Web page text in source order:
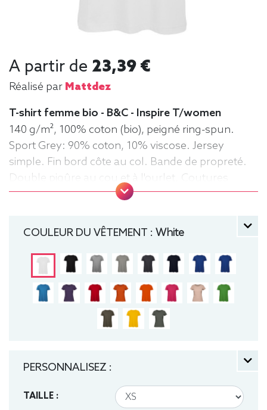
A partir de 23,39 €
Réalisé par Mattdez
T-shirt femme bio - B&C - Inspire T/women
140 g/m², 100% coton (bio), peigné ring-spun.
Sport Grey: 90% coton, 10% viscose. Jersey
simple. Fin bord côte au col. Bande de propreté.
Double piqûre au cou et à l'ourlet. Coutures
latérales. Surface très lisse. Tee-shirt,
Organic, B&C
COULEUR DU VÊTEMENT : White
PERSONNALISEZ :
TAILLE :